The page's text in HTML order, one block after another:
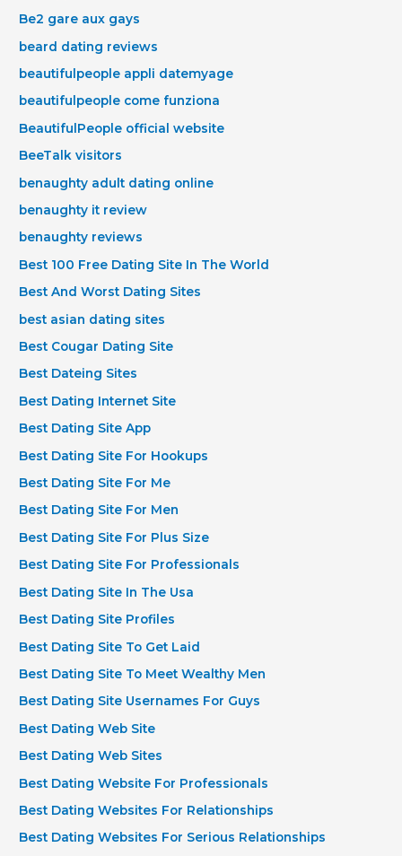
Be2 gare aux gays
beard dating reviews
beautifulpeople appli datemyage
beautifulpeople come funziona
BeautifulPeople official website
BeeTalk visitors
benaughty adult dating online
benaughty it review
benaughty reviews
Best 100 Free Dating Site In The World
Best And Worst Dating Sites
best asian dating sites
Best Cougar Dating Site
Best Dateing Sites
Best Dating Internet Site
Best Dating Site App
Best Dating Site For Hookups
Best Dating Site For Me
Best Dating Site For Men
Best Dating Site For Plus Size
Best Dating Site For Professionals
Best Dating Site In The Usa
Best Dating Site Profiles
Best Dating Site To Get Laid
Best Dating Site To Meet Wealthy Men
Best Dating Site Usernames For Guys
Best Dating Web Site
Best Dating Web Sites
Best Dating Website For Professionals
Best Dating Websites For Relationships
Best Dating Websites For Serious Relationships